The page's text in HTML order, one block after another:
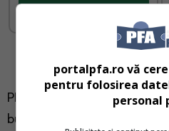
PFA-urile care realizeaza
bunurilor au datoria de a
portalpfa.ro vă
pentru folosirea
personal